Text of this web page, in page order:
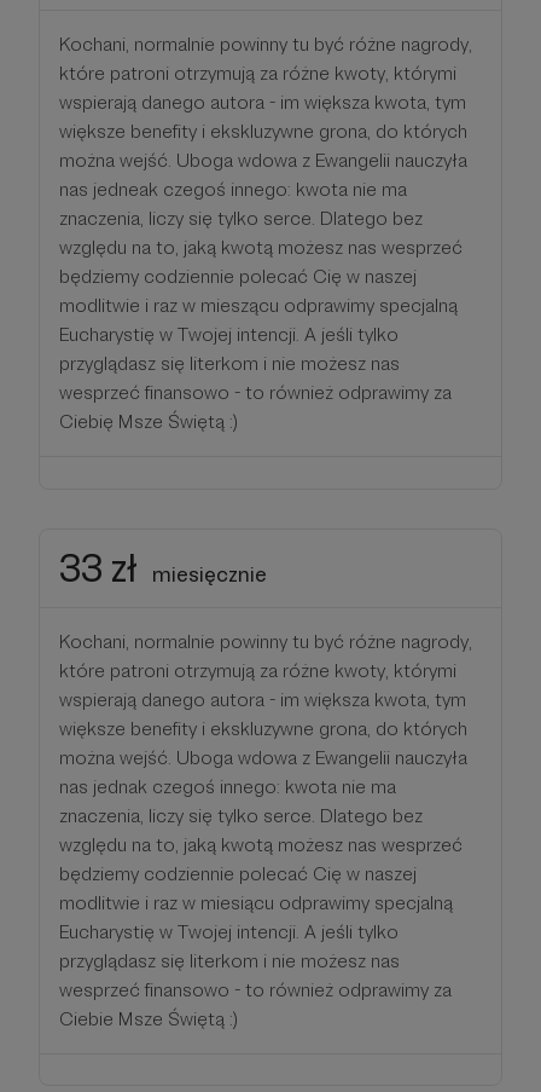
Kochani, normalnie powinny tu być różne nagrody,
które patroni otrzymują za różne kwoty, którymi
wspierają danego autora - im większa kwota, tym
większe benefity i ekskluzywne grona, do których
można wejść. Uboga wdowa z Ewangelii nauczyła
nas jedneak czegoś innego: kwota nie ma
znaczenia, liczy się tylko serce. Dlatego bez
względu na to, jaką kwotą możesz nas wesprzeć
będziemy codziennie polecać Cię w naszej
modlitwie i raz w mieszącu odprawimy specjalną
Eucharystię w Twojej intencji. A jeśli tylko
przyglądasz się literkom i nie możesz nas
wesprzeć finansowo - to również odprawimy za
Ciebię Msze Świętą :)
33 zł miesięcznie
Kochani, normalnie powinny tu być różne nagrody,
które patroni otrzymują za różne kwoty, którymi
wspierają danego autora - im większa kwota, tym
większe benefity i ekskluzywne grona, do których
można wejść. Uboga wdowa z Ewangelii nauczyła
nas jednak czegoś innego: kwota nie ma
znaczenia, liczy się tylko serce. Dlatego bez
względu na to, jaką kwotą możesz nas wesprzeć
będziemy codziennie polecać Cię w naszej
modlitwie i raz w miesiącu odprawimy specjalną
Eucharystię w Twojej intencji. A jeśli tylko
przyglądasz się literkom i nie możesz nas
wesprzeć finansowo - to również odprawimy za
Ciebie Msze Świętą :)